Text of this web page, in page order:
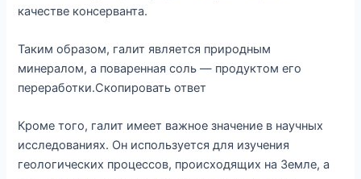
качестве консерванта.
Таким образом, галит является природным
минералом, а поваренная соль — продуктом его
переработки.Скопировать ответ
Кроме того, галит имеет важное значение в научных
исследованиях. Он используется для изучения
геологических процессов, происходящих на Земле, а